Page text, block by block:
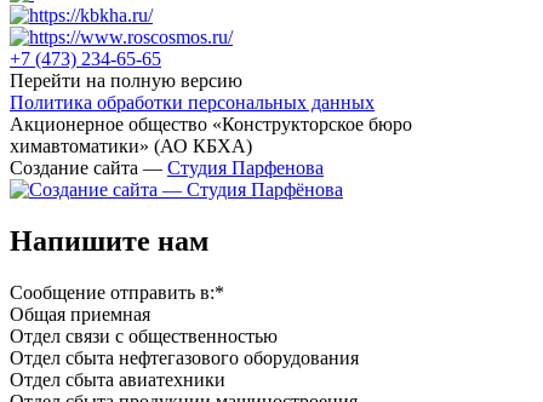
+7 (473) 234-65-65
Перейти на полную версию
Политика обработки персональных данных
Акционерное общество «Конструкторское бюро
химавтоматики» (АО КБХА)
Создание сайта — Студия Парфенова
Напишите нам
Сообщение отправить в:*
Общая приемная
Отдел связи с общественностью
Oтдел сбыта нефтегазового оборудования
Отдел сбыта авиатехники